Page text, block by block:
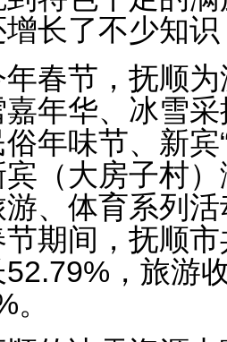
长了不少知
节，抚顺为
嘉年华、冰雪
俗年味节、新
（大房子村
、体育系列
期间，抚顺
52.79%，旅游